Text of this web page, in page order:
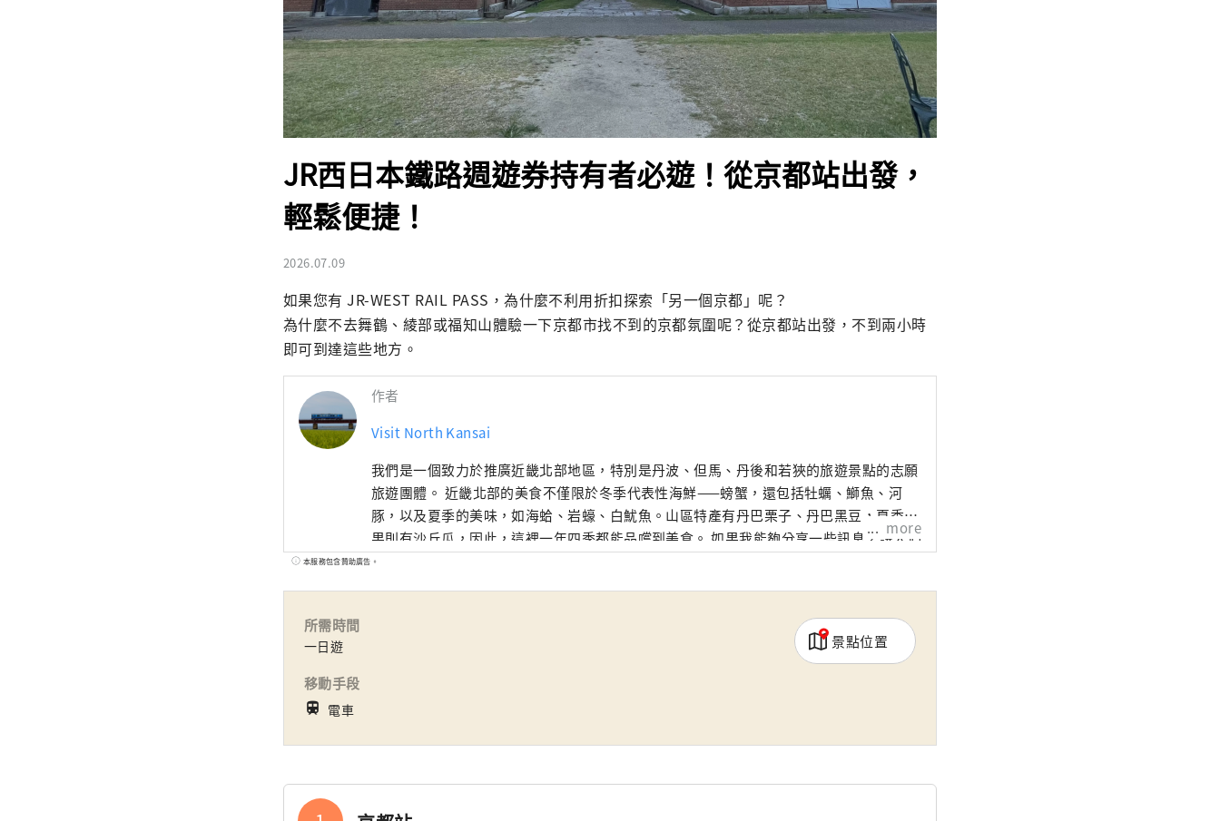
JR西日本鐵路週遊券持有者必遊！從京都站出發，
輕鬆便捷！
2026.07.09
如果您有 JR-WEST RAIL PASS，為什麼不利用折扣探索「另一個京都」呢？
為什麼不去舞鶴、綾部或福知山體驗一下京都市找不到的京都氛圍呢？從京都站出發，不到兩小時
即可到達這些地方。
作者
Visit North Kansai
我們是一個致力於推廣近畿北部地區，特別是丹波、但馬、丹後和若狹的旅遊景點的志願
旅遊團體。 近畿北部的美食不僅限於冬季代表性海鮮——螃蟹，還包括牡蠣、鰤魚、河
豚，以及夏季的美味，如海蛤、岩蠔、白魷魚。山區特產有丹巴栗子、丹巴黑豆，夏季水
果則有沙丘瓜，因此，這裡一年四季都能品嚐到美食。 如果我能夠分享一些訊息，讓人們
可以多次遊覽廣闊的近畿北部地區，並享受火車旅行的樂趣，我將感到非常高興。
more
本服務包含贊助廣告。
所需時間
一日遊
移動手段
train 電車
景點位置